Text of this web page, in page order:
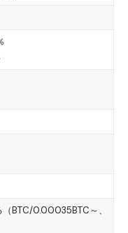
BTC/0.00035BTC～、